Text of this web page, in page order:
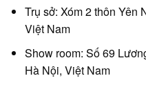
Trụ sở: Xóm 2 thôn Yên
Việt Nam
Show room: Số 69
Hà Nội, Việt Nam